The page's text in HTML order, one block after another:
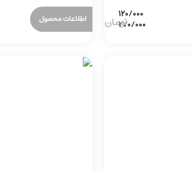
اطلاعات محصول